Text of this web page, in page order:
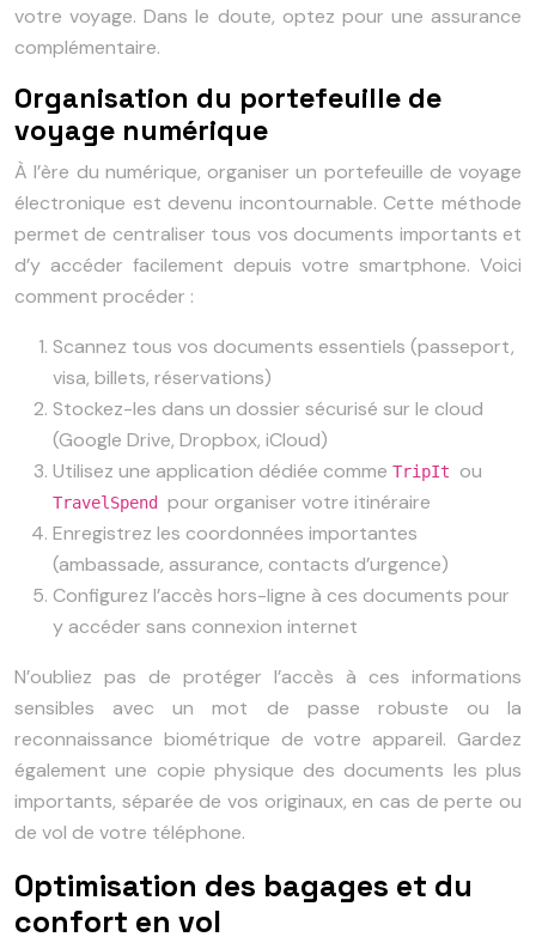
votre voyage. Dans le doute, optez pour une assurance
complémentaire.
Organisation du portefeuille de
voyage numérique
À l’ère du numérique, organiser un portefeuille de voyage
électronique est devenu incontournable. Cette méthode
permet de centraliser tous vos documents importants et
d’y accéder facilement depuis votre smartphone. Voici
comment procéder :
Scannez tous vos documents essentiels (passeport,
visa, billets, réservations)
Stockez-les dans un dossier sécurisé sur le cloud
(Google Drive, Dropbox, iCloud)
Utilisez une application dédiée comme TripIt ou
TravelSpend pour organiser votre itinéraire
Enregistrez les coordonnées importantes
(ambassade, assurance, contacts d’urgence)
Configurez l’accès hors-ligne à ces documents pour
y accéder sans connexion internet
N’oubliez pas de protéger l’accès à ces informations
sensibles avec un mot de passe robuste ou la
reconnaissance biométrique de votre appareil. Gardez
également une copie physique des documents les plus
importants, séparée de vos originaux, en cas de perte ou
de vol de votre téléphone.
Optimisation des bagages et du
confort en vol